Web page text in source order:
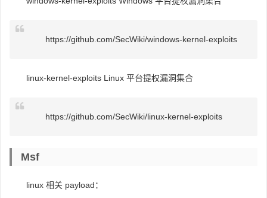
https://github.com/SecWiki/windows-kernel-exploits
linux-kernel-exploits Linux 平台提权漏洞集合
https://github.com/SecWiki/linux-kernel-exploits
Msf
linux 相关 payload：